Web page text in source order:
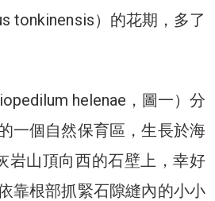
tonkinensis）的花期，多了
helenae，圖一）分
一個自然保育區，生長於海
岩山頂向西的石壁上，幸好
靠根部抓緊石隙縫內的小小